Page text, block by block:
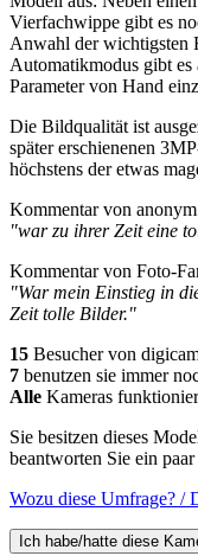
Vierfachwippe gibt es
Anwahl der wichtigsten
Automatikmodus gibt
Parameter von Hand
Die Bildqualität ist
später erschienenen
höchstens der etwas
Kommentar von
"war zu ihrer Zeit eine
Kommentar von Foto-
"War mein Einstieg in
Zeit tolle Bilder."
15 Besucher von
7 benutzen sie immer
Alle Kameras
Sie besitzen dieses
beantworten Sie ein
Wozu diese Umfrage? /
Ich habe/hatte diese